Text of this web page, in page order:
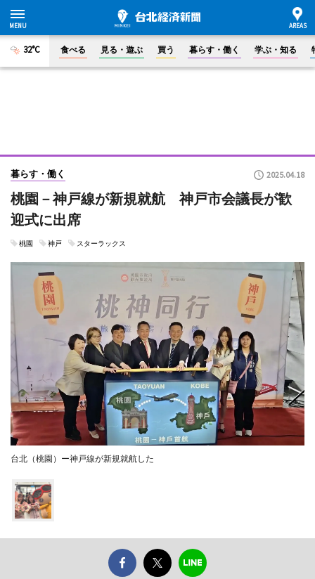
32°C 食べる 見る・遊ぶ 買う 暮らす・働く 学ぶ・知る
暮らす・働く 2025.04.18
桃園－神戸線が新規就航 神戸市会議長が歓
迎式に出席
桃園 神戸 スターラックス
台北（桃園）ー神戸線が新規就航した